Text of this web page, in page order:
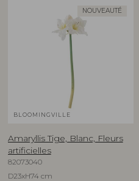
NOUVEAUTÉ
BLOOMINGVILLE
Amaryllis Tige, Blanc, Fleurs
artificielles
82073040
D23xH74 cm